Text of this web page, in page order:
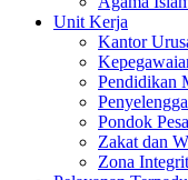
Unit Kerja
Kantor
Pendidikan
Pondok
Zakat dan
Zona